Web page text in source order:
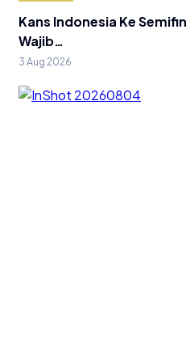
Kans Indonesia Ke
Wajib…
3 Aug 2026